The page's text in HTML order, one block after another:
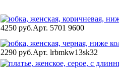
4250 руб.Арт. 5701 9600
2290 руб.Арт. lrbmkw13sk32